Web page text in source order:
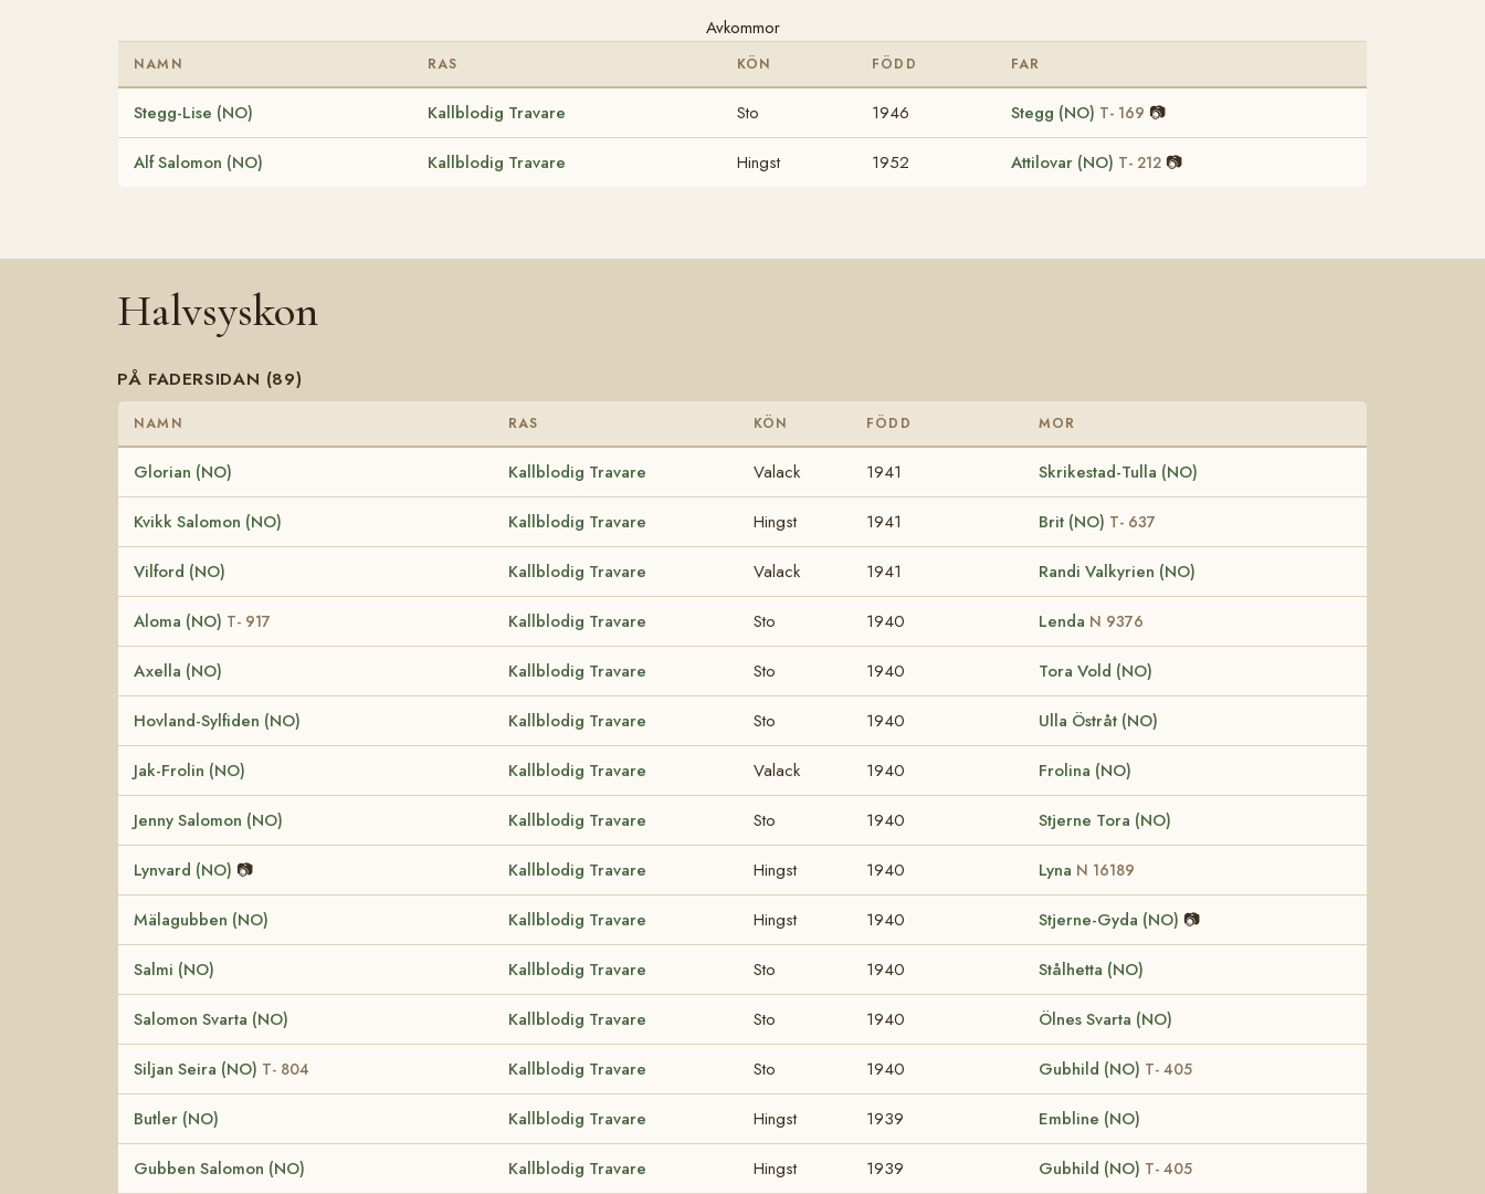
Avkommor
NAMN RAS KÖN FÖDD FAR
Stegg-Lise (NO) Kallblodig Travare Sto 1946 Stegg (NO) T- 169 📷
Alf Salomon (NO) Kallblodig Travare Hingst 1952 Attilovar (NO) T- 212 📷
Halvsyskon
PÅ FADERSIDAN (89)
NAMN RAS KÖN FÖDD MOR
Glorian (NO) Kallblodig Travare Valack 1941 Skrikestad-Tulla (NO)
Kvikk Salomon (NO) Kallblodig Travare Hingst 1941 Brit (NO) T- 637
Vilford (NO) Kallblodig Travare Valack 1941 Randi Valkyrien (NO)
Aloma (NO) T- 917 Kallblodig Travare Sto 1940 Lenda N 9376
Axella (NO) Kallblodig Travare Sto 1940 Tora Vold (NO)
Hovland-Sylfiden (NO) Kallblodig Travare Sto 1940 Ulla Östråt (NO)
Jak-Frolin (NO) Kallblodig Travare Valack 1940 Frolina (NO)
Jenny Salomon (NO) Kallblodig Travare Sto 1940 Stjerne Tora (NO)
Lynvard (NO) 📷 Kallblodig Travare Hingst 1940 Lyna N 16189
Mälagubben (NO) Kallblodig Travare Hingst 1940 Stjerne-Gyda (NO) 📷
Salmi (NO) Kallblodig Travare Sto 1940 Stålhetta (NO)
Salomon Svarta (NO) Kallblodig Travare Sto 1940 Ölnes Svarta (NO)
Siljan Seira (NO) T- 804 Kallblodig Travare Sto 1940 Gubhild (NO) T- 405
Butler (NO) Kallblodig Travare Hingst 1939 Embline (NO)
Gubben Salomon (NO) Kallblodig Travare Hingst 1939 Gubhild (NO) T- 405